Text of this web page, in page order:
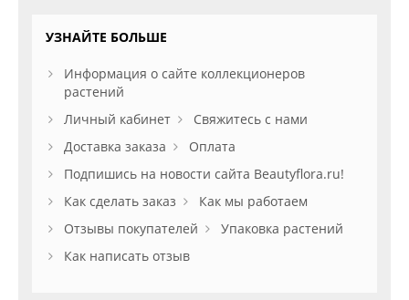
УЗНАЙТЕ БОЛЬШЕ
Информация о сайте коллекционеров
растений
Личный кабинет
Свяжитесь с нами
Доставка заказа
Оплата
Подпишись на новости сайта Beautyflora.ru!
Как сделать заказ
Как мы работаем
Отзывы покупателей
Упаковка растений
Как написать отзыв